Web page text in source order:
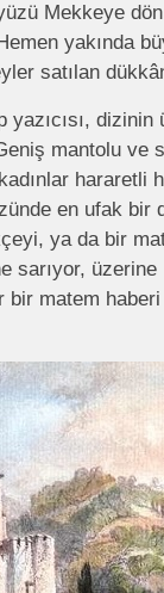
Mekkeye
yakında
satılan
dizinin
mantolu ve
hararetli
en ufak bir
ya da bir
sarıyor, üzerine
matem haberi